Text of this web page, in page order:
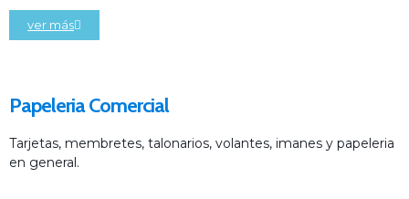
ver más
Papeleria Comercial
Tarjetas, membretes, talonarios, volantes, imanes y papeleria
en general.